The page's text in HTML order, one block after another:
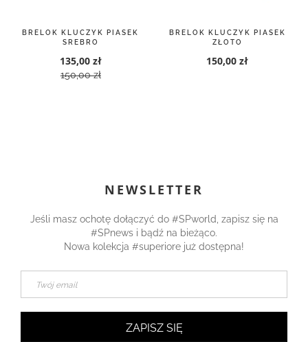
BRELOK KLUCZYK PIASEK
SREBRO
135,00 zł
150,00 zł
BRELOK KLUCZYK PIASEK
ZŁOTO
150,00 zł
NEWSLETTER
Jeśli masz ochotę dołączyć do #SPworld, zapisz się na
#SPnews i bądź na bieżąco.
Nowa kolekcja #superiore już dostępna!
ZAPISZ SIĘ